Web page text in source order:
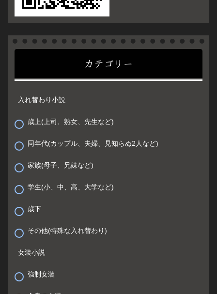
カテゴリー
入れ替わり小説
歳上(上司、熟女、先生など)
同年代(カップル、夫婦、見知らぬ2人など)
家族(母子、兄妹など)
学生(小、中、高、大学など)
歳下
その他(特殊な入れ替わり)
女装小説
強制女装